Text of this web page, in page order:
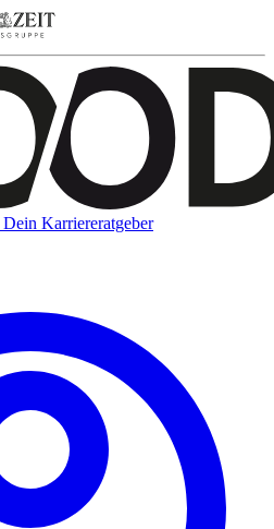
Dein Karriereratgeber